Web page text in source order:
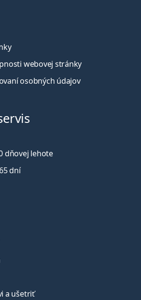
webovej stránky
osobných údajov
dňovej lehote
dní
a ušetriť